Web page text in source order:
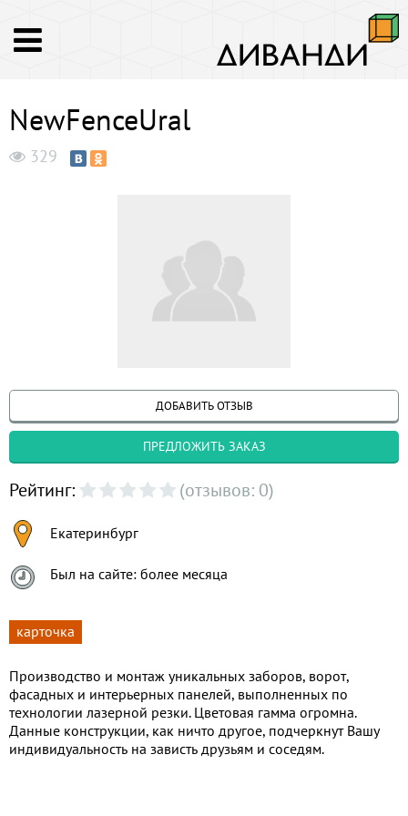
NewFenceUral
329
ДОБАВИТЬ ОТЗЫВ
ПРЕДЛОЖИТЬ ЗАКАЗ
Рейтинг: (отзывов: 0)
Екатеринбург
Был на сайте: более месяца
карточка
Производство и монтаж уникальных заборов, ворот,
фасадных и интерьерных панелей, выполненных по
технологии лазерной резки. Цветовая гамма огромна.
Данные конструкции, как ничто другое, подчеркнут Вашу
индивидуальность на зависть друзьям и соседям.